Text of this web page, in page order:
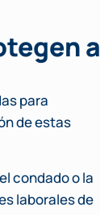
a
para
de estas
condado o la
laborales de